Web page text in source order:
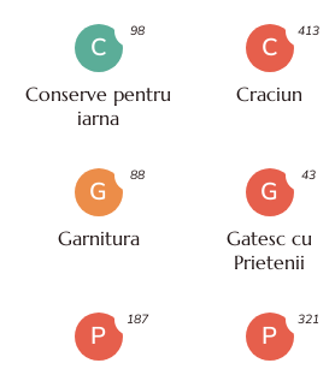
C
Conserve pentru
iarna
98
C
Craciun
413
G
Garnitura
88
G
Gatesc cu
Prietenii
43
P
187
P
321